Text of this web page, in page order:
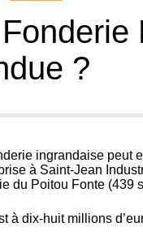
?
ingrandaise peut
à Saint-Jean
du Poitou Fonte (439
à dix-huit millions